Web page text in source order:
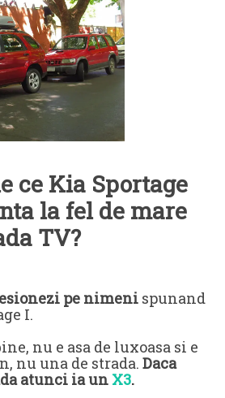
ce Kia Sportage
la fel de mare
TV?
pe nimeni spunand
I.
nu e asa de luxoasa si e
nu una de strada. Daca
atunci ia un X3.